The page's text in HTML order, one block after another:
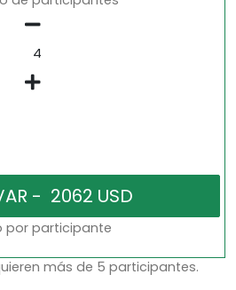
por participante
más de 5 participantes.